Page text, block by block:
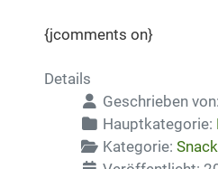
{jcomments on}
Details
Geschrieben von:
Hauptkategorie:
Kategorie: